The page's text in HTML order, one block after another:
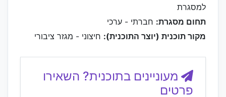
למסגרת
תחום מסגרת: חברתי - ערכי
מקור תוכנית (יוצר התוכנית): חיצוני - מגזר ציבורי
מעוניינים בתוכנית? השאירו
פרטים